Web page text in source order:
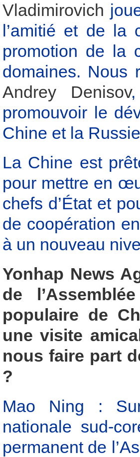
Vladimirovich
l’amitié et de la
promotion de la
domaines. Nous
Andrey Denisov
promouvoir le
Chine et la
La Chine est
pour mettre en
chefs d’État et
de coopération
à un nouveau
Yonhap News
de
populaire de
une visite
nous faire part
?
Mao Ning : Sur
nationale sud-
permanent de